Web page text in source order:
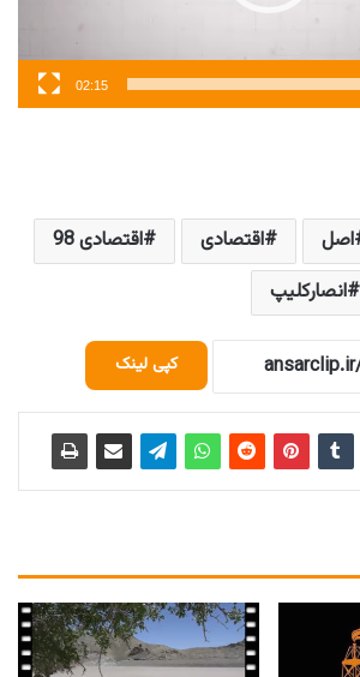
02:15
اصل اقتصادی
اقتصادی 98
انصارکلیپ
کپی لینک